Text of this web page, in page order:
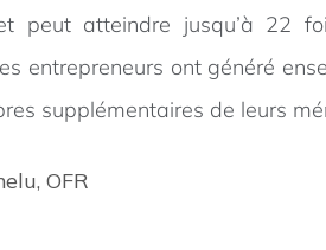
peut atteindre jusqu’à 22
entrepreneurs ont généré
supplémentaires de leurs
OFR